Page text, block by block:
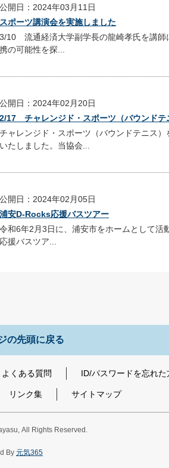
公開日：2024年03月11日
スポーツ講演会を実施しました
3/10 流通経済大学副学長の龍崎孝氏を講師
携の可能性を探...
公開日：2024年02月20日
2/17 チャレンジド・スポーツ（バウンドテ
チャレンジド・スポーツ（バウンドテニス
いたしました。当協会...
公開日：2024年02月05日
浦安D-Rocks応援バスツアー
令和6年2月3日に、浦安市をホームとして活
応援バスツア...
の先頭に戻る
よくある質問 ID/パスワードを忘れた
リンク集 サイトマップ
, All Rights Reserved.
By 元気365